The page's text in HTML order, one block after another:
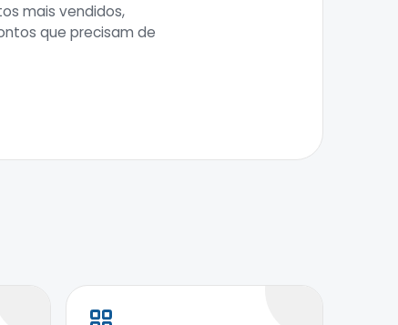
mais vendidos,
que precisam de